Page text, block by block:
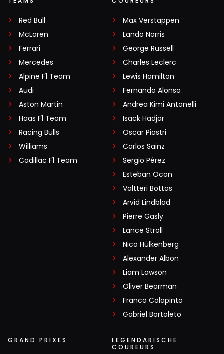
Red Bull
McLaren
Ferrari
Mercedes
Alpine F1 Team
Audi
Aston Martin
Haas F1 Team
Racing Bulls
Williams
Cadillac F1 Team
Max Verstappen
Lando Norris
George Russell
Charles Leclerc
Lewis Hamilton
Fernando Alonso
Andrea Kimi Antonelli
Isack Hadjar
Oscar Piastri
Carlos Sainz
Sergio Pérez
Esteban Ocon
Valtteri Bottas
Arvid Lindblad
Pierre Gasly
Lance Stroll
Nico Hülkenberg
Alexander Albon
Liam Lawson
Oliver Bearman
Franco Colapinto
Gabriel Bortoleto
GRAND PRIXES
LEGENDARISCHE
COUREURS